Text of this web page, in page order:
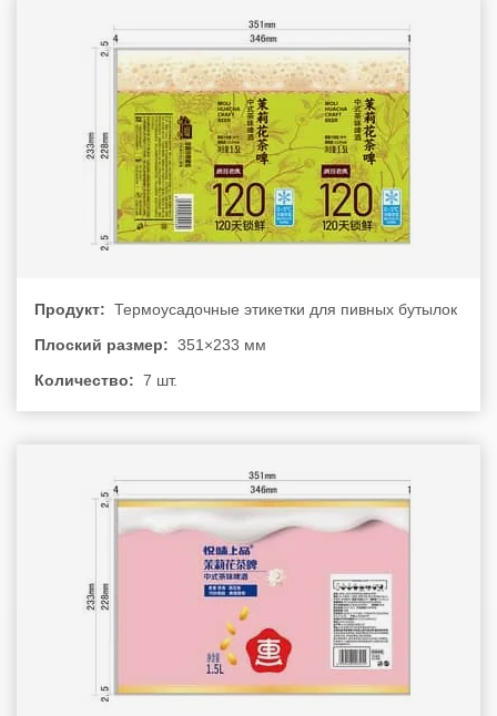
Продукт: Термоусадочные этикетки для пивных бутылок
Плоский размер: 351×233 мм
Количество: 7 шт.